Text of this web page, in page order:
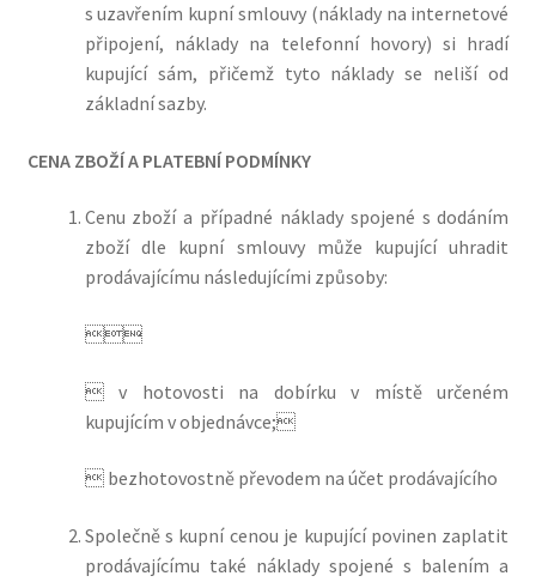
s uzavřením kupní smlouvy (náklady na internetové
připojení, náklady na telefonní hovory) si hradí
kupující sám, přičemž tyto náklady se neliší od
základní sazby.
CENA ZBOŽÍ A PLATEBNÍ PODMÍNKY
Cenu zboží a případné náklady spojené s dodáním
zboží dle kupní smlouvy může kupující uhradit
prodávajícímu následujícími způsoby:

 v hotovosti na dobírku v místě určeném
kupujícím v objednávce;
 bezhotovostně převodem na účet prodávajícího
Společně s kupní cenou je kupující povinen zaplatit
prodávajícímu také náklady spojené s balením a